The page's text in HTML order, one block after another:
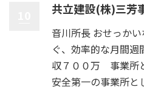
共立建設(株)三芳
音川所長 おせっか
ぐ、効率的な月間
収７００万 事業所
安全第一の事業所